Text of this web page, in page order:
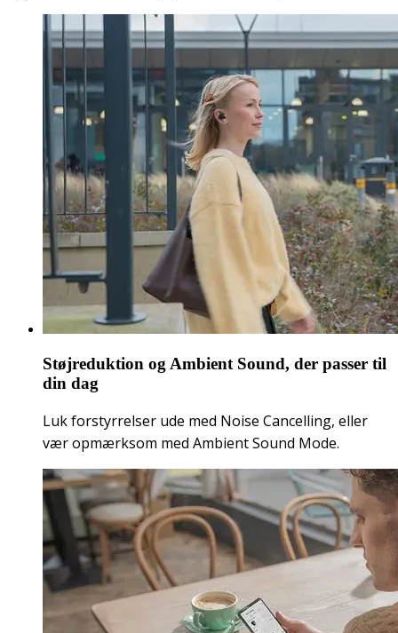
Støjreduktion og Ambient Sound, der passer til
din dag
Luk forstyrrelser ude med Noise Cancelling, eller
vær opmærksom med Ambient Sound Mode.